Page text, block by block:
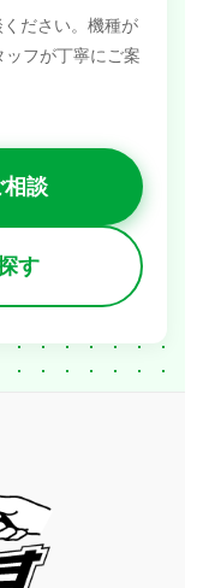
ださい。機種が
ッフが丁寧にご案
談
す